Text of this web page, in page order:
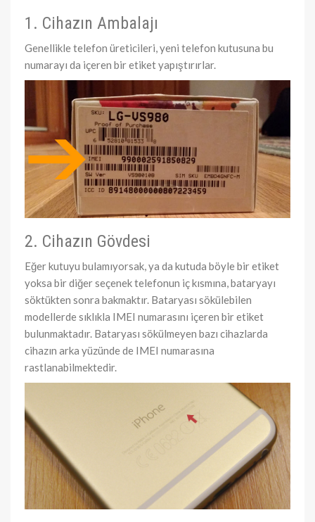
1. Cihazın Ambalajı
Genellikle telefon üreticileri, yeni telefon kutusuna bu
numarayı da içeren bir etiket yapıştırırlar.
2. Cihazın Gövdesi
Eğer kutuyu bulamıyorsak, ya da kutuda böyle bir etiket
yoksa bir diğer seçenek telefonun iç kısmına, bataryayı
söktükten sonra bakmaktır. Bataryası sökülebilen
modellerde sıklıkla IMEI numarasını içeren bir etiket
bulunmaktadır. Bataryası sökülmeyen bazı cihazlarda
cihazın arka yüzünde de IMEI numarasına
rastlanabilmektedir.